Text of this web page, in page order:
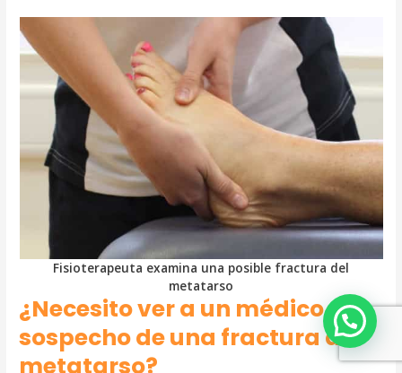
Fisioterapeuta examina una posible fractura del
metatarso
¿Necesito ver a un médico si
sospecho de una fractura del
metatarso?